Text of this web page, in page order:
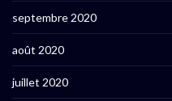
septembre 2020
août 2020
juillet 2020